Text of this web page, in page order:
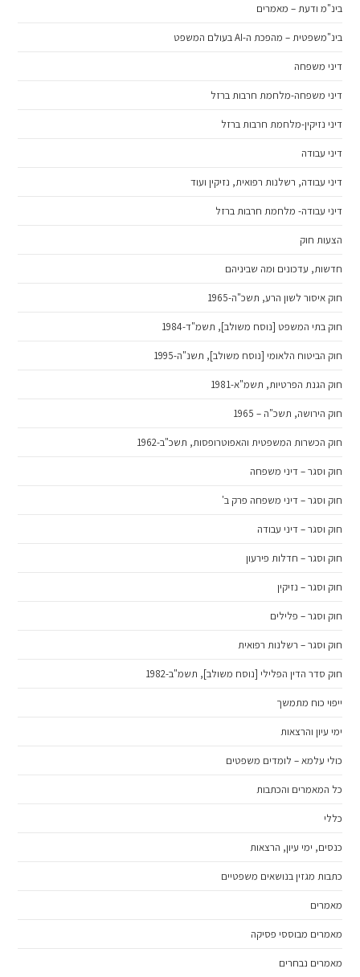
בינ"מ ודעת – מאמרים
בינ"משפטית – מהפכת ה-AI בעולם המשפט
דיני משפחה
דיני משפחה-מלחמת חרבות ברזל
דיני נזיקין-מלחמת חרבות ברזל
דיני עבודה
דיני עבודה, רשלנות רפואית, נזיקין ועוד
דיני עבודה- מלחמת חרבות ברזל
הצעות חוק
חדשות, עדכונים ומה שביניהם
חוק איסור לשון הרע, תשכ"ה-1965
חוק בתי המשפט [נוסח משולב], תשמ"ד-1984
חוק הביטוח הלאומי [נוסח משולב], תשנ"ה-1995
חוק הגנת הפרטיות, תשמ"א-1981
חוק הירושה, תשכ"ה – 1965
חוק הכשרות המשפטית והאפוטרופסות, תשכ"ב-1962
חוק וסגר – דיני משפחה
חוק וסגר – דיני משפחה פרק ב'
חוק וסגר – דיני עבודה
חוק וסגר – חדלות פירעון
חוק וסגר – נזיקין
חוק וסגר – פלילים
חוק וסגר – רשלנות רפואית
חוק סדר הדין הפלילי [נוסח משולב], תשמ"ב-1982
ייפוי כוח מתמשך
ימי עיון והרצאות
כולי עלמא – לומדים משפטים
כל המאמרים והכתבות
כללי
כנסים, ימי עיון, הרצאות
כתבות מגזין בנושאים משפטיים
מאמרים
מאמרים מבוססי פסיקה
מאמרים נבחרים